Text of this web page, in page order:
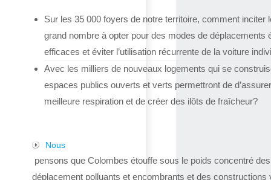
Sur les 35 000 foyers de notre territoire, comment inciter
grand nombre à opter pour des modes de déplacements
efficaces et éviter l’utilisation récurrente de la voiture
Avec les milliers de nouveaux logements qui se
espaces publics ouverts et verts permettront de
meilleure respiration et de créer des ilôts de fraîcheur?
Nous
pensons que Colombes étouffe sous le poids concentré
déplacement polluants et encombrants et des constructions